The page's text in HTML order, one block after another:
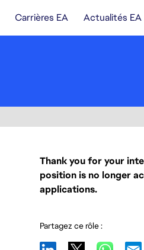
Carrières EA Actualités EA
Thank you for your
position is no longer
applications.
Partagez ce rôle :